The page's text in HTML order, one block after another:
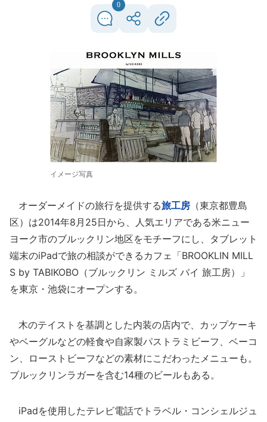
0
イメージ写真
オーダーメイドの旅行を提供する旅工房 （東京都豊島
区）は2014年8月25日から、人気エリアである米ニュー
ヨーク市のブルックリン地区をモチーフにし、タブレット
端末のiPadで旅の相談ができるカフェ「BROOKLIN MILL
S by TABIKOBO（ブルックリン ミルズ バイ 旅工房）」
を東京・池袋にオープンする。
木のテイストを基調とした内装の店内で、カップケーキ
やベーグルなどの軽食や自家製パストラミビーフ、ベーコ
ン、ローストビーフなどの素材にこだわったメニューも。
ブルックリンラガーを含む14種のビールもある。
iPadを使用したテレビ電話でトラベル・コンシェルジュ